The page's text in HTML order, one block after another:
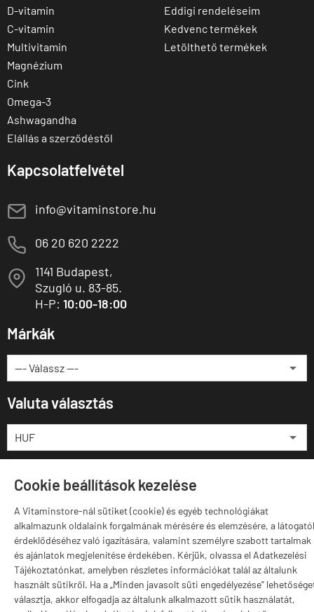
Cookie beállítások kezelése
A Vitaminstore-nál sütiket (cookie) és egyéb technológiákat
alkalmazunk oldalaink forgalmának mérésére és elemzésére, a
érdeklődéséhez való igazítására, valamint személyre szabott tartalmak
és ajánlatok megjelenítése érdekében. Kérjük, olvassa el Adatkezelési
Tájékoztatónkat, amelyben részletes információkat talál az általunk
használt sütikről. Ha a „Minden javasolt süti engedélyezése”
választja, akkor elfogadja az általunk alkalmazott sütik használatát,
D-vitamin
C-vitamin
Multivitamin
Magnézium
Cink
Omega-3
Ashwagandha
Elállás a szerződéstől
Eddigi rendeléseim
Kedvenc termékek
Letölthető termékek
Kapcsolatfelvétel
E info@vitaminstore.hu
M 06 20 620 2222
T
1141 Budapest,
Szugló u. 83-85.
H-P: 10:00-18:00
Márkák
Valuta választás
vitaminstore.hu - Vitaminstore / Gymstore Hungary - ÁSZF- Adatkezelési
tájékoztató